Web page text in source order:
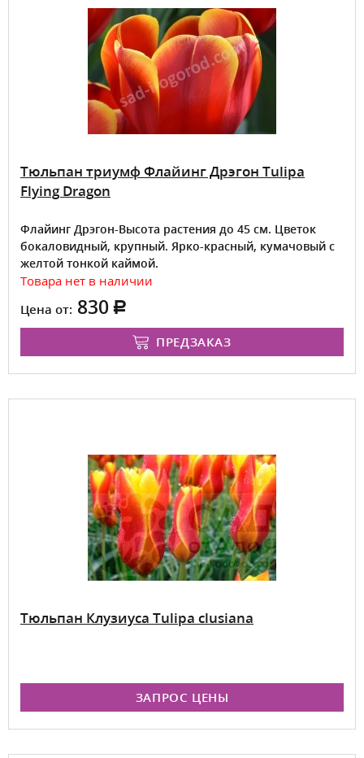
Тюльпан триумф Флайинг Дрэгон Tulipa
Flying Dragon
Флайинг Дрэгон-Высота растения до 45 см. Цветок
бокаловидный, крупный. Ярко-красный, кумачовый с
желтой тонкой каймой.
Товара нет в наличии
Цена от: 830
ПРЕДЗАКАЗ
Тюльпан Клузиуса Tulipa clusiana
ЗАПРОС ЦЕНЫ